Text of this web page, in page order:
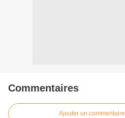
Commentaires
Ajouter un commentaire